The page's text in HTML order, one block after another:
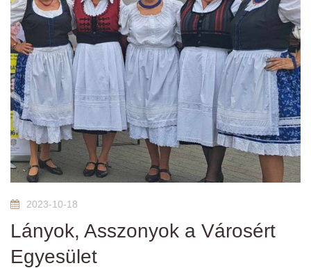
2023-10-18
Lányok, Asszonyok a Városért
Egyesület